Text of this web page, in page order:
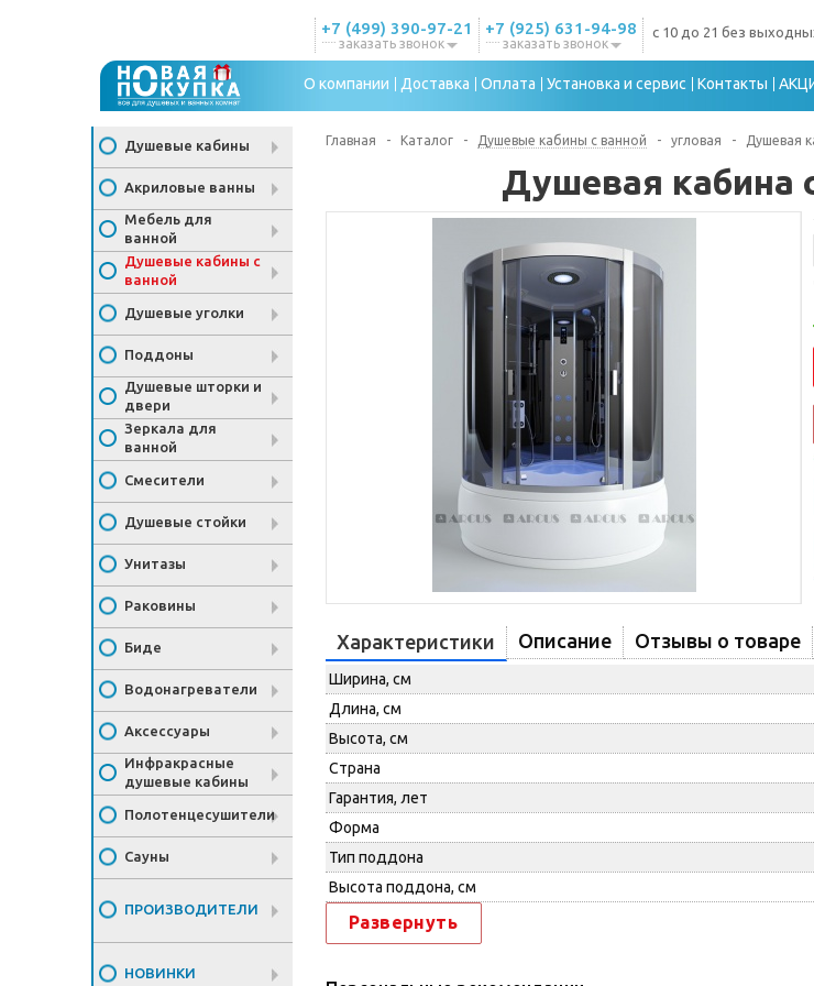
+7 (499) 390-97-21
заказать звонок
+7 (925) 631-94-98
заказать звонок
с 10 до 21 без
О компании Доставка Оплата Установка и сервис Контакты
Душевые кабины
Акриловые ванны
Мебель для
ванной
Душевые кабины с
ванной
Душевые уголки
Поддоны
Душевые шторки и
двери
Зеркала для
ванной
Смесители
Душевые стойки
Унитазы
Раковины
Биде
Водонагреватели
Аксессуары
Инфракрасные
душевые кабины
Полотенцесушители
Сауны
ПРОИЗВОДИТЕЛИ
НОВИНКИ
Главная - Каталог - Душевые кабины с ванной - угловая - Душевая
Душевая кабина
Характеристики Описание Отзывы о товаре
Ширина, см
Длина, см
Высота, см
Страна
Гарантия, лет
Форма
Тип поддона
Высота поддона, см
Развернуть